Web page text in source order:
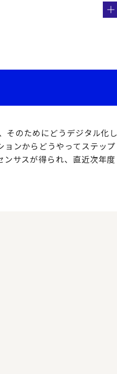
そのためにどうデジタル化し
ンからどうやってステップ
サスが得られ、直近次年度